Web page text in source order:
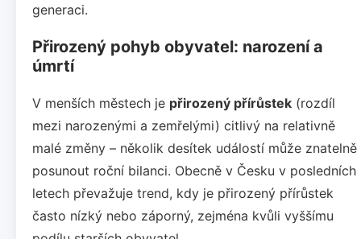
generaci.
Přirozený pohyb obyvatel: narození a
úmrtí
V menších městech je přirozený přírůstek (rozdíl
mezi narozenými a zemřelými) citlivý na relativně
malé změny – několik desítek událostí může znatelně
posunout roční bilanci. Obecně v Česku v posledních
letech převažuje trend, kdy je přirozený přírůstek
často nízký nebo záporný, zejména kvůli vyššímu